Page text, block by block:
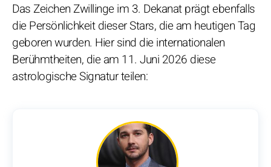
Das Zeichen Zwillinge im 3. Dekanat prägt ebenfalls
die Persönlichkeit dieser Stars, die am heutigen Tag
geboren wurden. Hier sind die internationalen
Berühmtheiten, die am 11. Juni 2026 diese
astrologische Signatur teilen: